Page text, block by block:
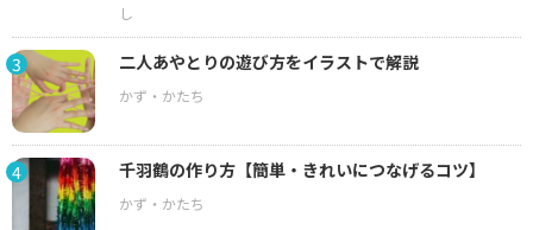
3 二人あやとりの遊び方をイラストで解説
4 千羽鶴の作り方【簡単・きれいにつなげるコツ】